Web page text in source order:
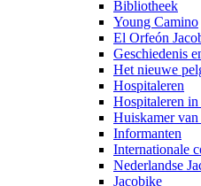
Bibliotheek
Young Camino
El Orfeón
Geschiedenis
Het nieuwe
Hospitaleren
Hospitaleren
Huiskamer
Informanten
Internationale
Nederlandse
Jacobike